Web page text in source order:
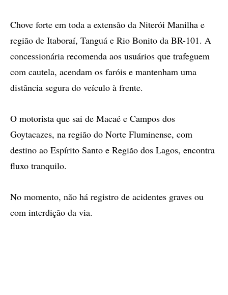
Chove forte em toda a extensão da Niterói Manilha e
região de Itaboraí, Tanguá e Rio Bonito da BR-101. A
concessionária recomenda aos usuários que trafeguem
com cautela, acendam os faróis e mantenham uma
distância segura do veículo à frente.
O motorista que sai de Macaé e Campos dos
Goytacazes, na região do Norte Fluminense, com
destino ao Espírito Santo e Região dos Lagos, encontra
fluxo tranquilo.
No momento, não há registro de acidentes graves ou
com interdição da via.